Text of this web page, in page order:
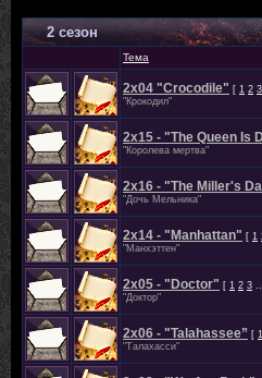
2 сезон
Тема
2x04 "Crocodile" [ 1 2 3
"Крокодил"
2х15 - "The Queen Is
"Королева мертва"
2х16 - "The Miller's
"Дочь Мельника"
2х14 - "Manhattan" [ 1
"Манхэттен"
2x05 - "Doctor" [ 1 2 3
"Доктор"
2х06 - "Talahassee” [ 1
"Талахасси"